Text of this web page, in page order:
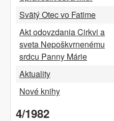
Svätý Otec vo Fatime
Akt odovzdania Cirkvi a
sveta Nepoškvrnenému
srdcu Panny Márie
Aktuality
Nové knihy
4/1982